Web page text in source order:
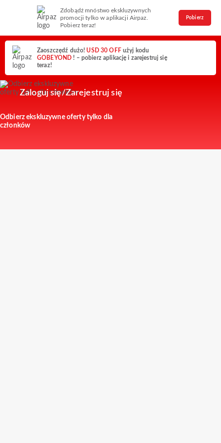
Zdobądź mnóstwo ekskluzywnych
promocji tylko w aplikacji Airpaz.
Pobierz teraz!
Pobierz
Zaoszczędź dużo!USD 30 OFF użyj kodu
GOBEYOND ! – pobierz aplikację i zarejestruj się
teraz!
Zaloguj się/Zarejestruj się
Odbierz ekskluzywne oferty tylko dla
członków